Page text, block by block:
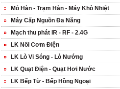
Mỏ Hàn - Trạm Hàn - Máy Khò Nhiệt
Máy Cấp Nguồn Đa Năng
Mạch thu phát IR - RF - 2.4G
LK Nồi Cơm Điện
LK Lò Vi Sóng - Lò Nướng
LK Quạt Điện - Quạt Hơi Nước
LK Bếp Từ - Bếp Hồng Ngoại